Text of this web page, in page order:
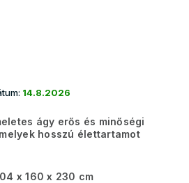
14.8.2026
ágy erős és minőségi
hosszú élettartamot
x 160 x 230 cm